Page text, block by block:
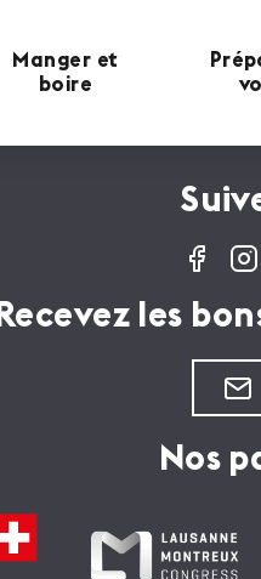
Manger et
boire
Recevez les
Nos